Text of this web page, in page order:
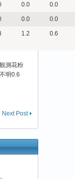
0.0 0.0
0.0 0.0
1.2 0.6
測花粉
明0.6
Next Post